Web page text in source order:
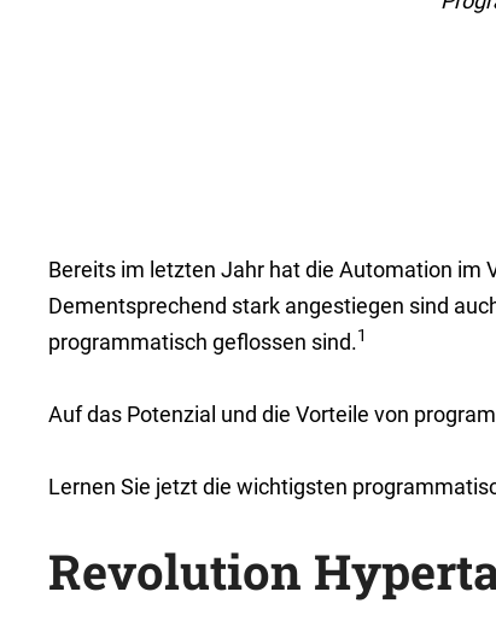
Bereits im letzten Jahr hat die Automation im
Dementsprechend stark angestiegen sind
programmatisch geflossen sind.1
Auf das Potenzial und die Vorteile von
Lernen Sie jetzt die wichtigsten
Revolution